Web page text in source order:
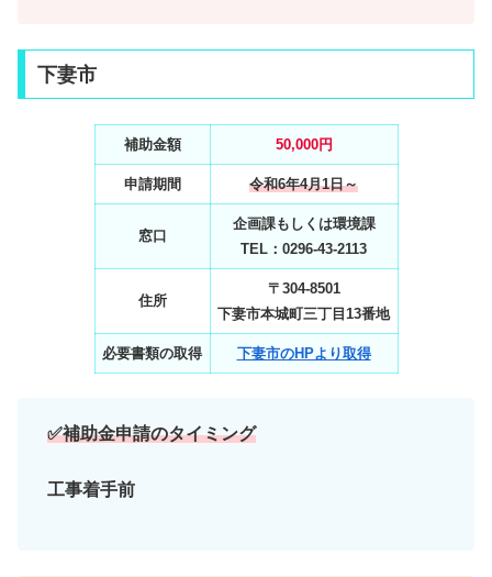
下妻市
補助金額 50,000円
申請期間 令和6年4月1日～
窓口
企画課もしくは環境課
TEL：0296‐43‐2113
住所
〒304-8501
下妻市本城町三丁目13番地
必要書類の取得 下妻市のHPより取得
✅補助金申請のタイミング
工事着手前